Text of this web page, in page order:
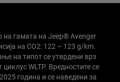
гамата на Jeep® Avenger
на CO2: 122 – 123 g/km.
на типот се утврдени врз
WLTP. Вредностите се
година и се наведени за